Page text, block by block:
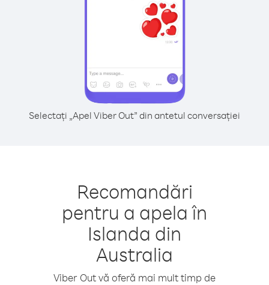
Selectați „Apel Viber Out” din antetul conversației
Recomandări
pentru a apela în
Islanda din
Australia
Viber Out vă oferă mai mult timp de